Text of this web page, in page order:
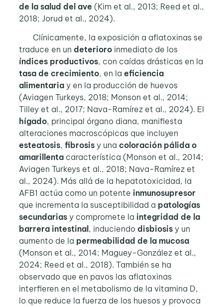
de la salud del ave (Kim et al., 2013; Reed et al.,
2018; Jorud et al., 2024).
Clínicamente, la exposición a aflatoxinas se
traduce en un deterioroinmediato de los
índices productivos, con caídas drásticas en la
tasa de crecimiento, en la eficiencia
alimentaria y en la producción de huevos
(Aviagen Turkeys, 2018; Monson et al., 2014;
Tilley et al., 2017; Nava-Ramírez et al., 2024). El
hígado, principal órgano diana, manifiesta
alteraciones macroscópicas que incluyen
esteatosis, fibrosisy una coloración pálida o
amarillentacaracterística (Monson et al., 2014;
Aviagen Turkeys et al., 2018; Nava-Ramírez et
al., 2024). Más allá de la hepatotoxicidad, la
AFB1 actúa como un potente inmunosupresor
que incrementa la susceptibilidad a patologías
secundariasy compromete la integridad de la
barrera intestinal , induciendo disbiosisy un
aumento de la permeabilidad de la mucosa
(Monson et al., 2014; Maguey-González et al.,
2024; Reed et al., 2018). También se ha
observado que en pavos las aflatoxinas
interfieren en el metabolismo de la vitamina D,
lo que reduce la fuerza de los huesos y provoca